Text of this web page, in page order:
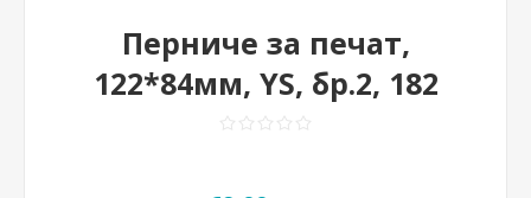
Перниче за печат,
122*84мм, YS, бр.2, 182